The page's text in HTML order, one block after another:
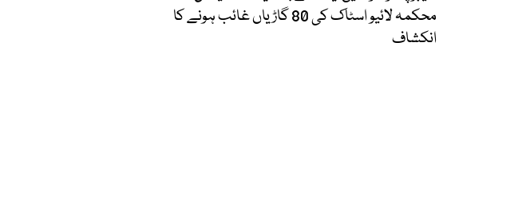
محکمہ لائیو اسٹاک کی 80 گاڑیاں غائب ہونے کا
انکشاف